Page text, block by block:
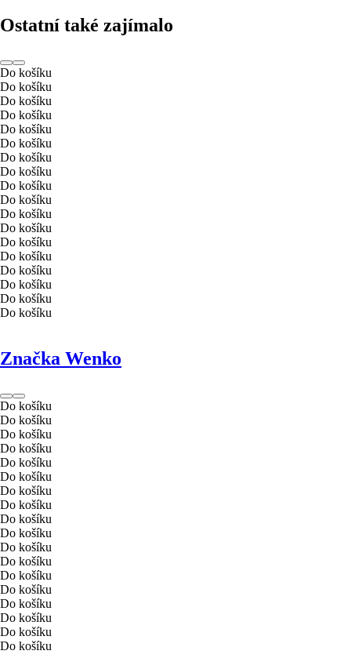
Ostatní také zajímalo
Do košíku
Do košíku
Do košíku
Do košíku
Do košíku
Do košíku
Do košíku
Do košíku
Do košíku
Do košíku
Do košíku
Do košíku
Do košíku
Do košíku
Do košíku
Do košíku
Do košíku
Do košíku
Značka Wenko
Do košíku
Do košíku
Do košíku
Do košíku
Do košíku
Do košíku
Do košíku
Do košíku
Do košíku
Do košíku
Do košíku
Do košíku
Do košíku
Do košíku
Do košíku
Do košíku
Do košíku
Do košíku